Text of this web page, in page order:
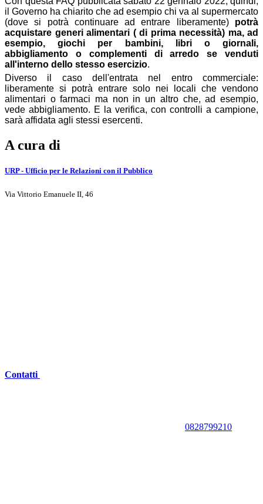
il Governo ha chiarito che ad esempio chi va al supermercato
(dove si potrà continuare ad entrare liberamente) potrà
acquistare generi alimentari ( di prima necessità) ma, ad
esempio, giochi per bambini, libri o giornali,
abbigliamento o complementi di arredo se venduti
all'interno dello stesso esercizio.
Diverso il caso dell'entrata nel entro commerciale:
liberamente si potrà entrare solo nei locali che vendono
alimentari o farmaci ma non in un altro che, ad esempio,
vede abbigliamento. E la verifica, con controlli a campione,
sarà affidata agli stessi esercenti.
A cura di
URP - Ufficio per le Relazioni con il Pubblico
Via Vittorio Emanuele II, 46
Contatti
0828799210